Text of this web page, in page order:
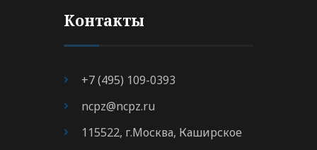
Контакты
+7 (495) 109-0393
ncpz@ncpz.ru
115522, г.Москва, Каширское